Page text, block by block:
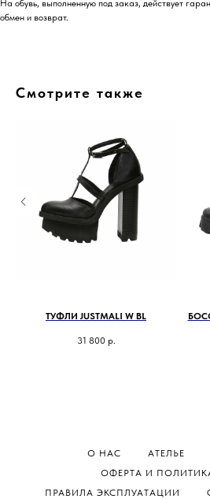
На обувь, выполненную под заказ, действует
обмен и возврат.
Смотрите также
ТУФЛИ JUSTMALI W BL
31 800 р.
О НАС АТЕЛЬЕ
ОФЕРТА И
ПРАВИЛА ЭКСПЛУАТАЦИИ